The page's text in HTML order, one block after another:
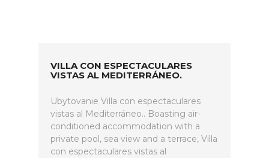
VILLA CON ESPECTACULARES
VISTAS AL MEDITERRÁNEO.
Ubytovanie Villa con espectaculares
vistas al Mediterráneo.. Boasting air-
conditioned accommodation with a
private pool, sea view and a terrace, Villa
con espectaculares vistas al